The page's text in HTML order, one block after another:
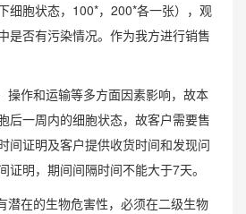
细胞状态，100*，200*各一张），观
是否有污染情况。作为我方进行销售
操作和运输等多方面因素影响，故本
后一周内的细胞状态，故客户需要售
间证明及客户提供收货时间和发现问
证明，期间间隔时间不能大于7天。
潜在的生物危害性，必须在二级生物